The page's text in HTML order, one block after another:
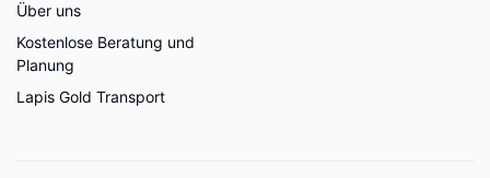
Über uns
Kostenlose Beratung und
Planung
Lapis Gold Transport